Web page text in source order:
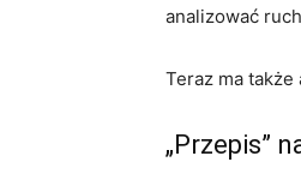
analizować
Teraz ma także
„Przepis”